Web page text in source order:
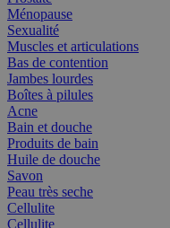
Ménopause
Sexualité
Muscles et articulations
Bas de contention
Jambes lourdes
Boîtes à pilules
Acne
Bain et douche
Produits de bain
Huile de douche
Savon
Peau très seche
Cellulite
Cellulite